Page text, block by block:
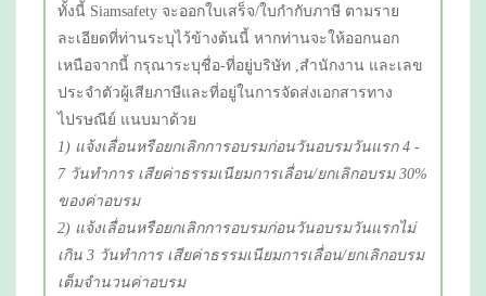
ทั้งนี้ Siamsafety จะออกใบเสร็จ/ใบกำกับภาษี ตามราย
ละเอียดที่ท่านระบุไว้ข้างต้นนี้ หากท่านจะให้ออกนอก
เหนือจากนี้ กรุณาระบุชื่อ-ที่อยู่บริษัท ,สำนักงาน และเลข
ประจำตัวผู้เสียภาษีและที่อยู่ในการจัดส่งเอกสารทาง
ไปรษณีย์ แนบมาด้วย
1) แจ้งเลื่อนหรือยกเลิกการอบรมก่อนวันอบรมวันแรก 4 -
7 วันทำการ เสียค่าธรรมเนียมการเลื่อน/ยกเลิกอบรม 30%
ของค่าอบรม
2) แจ้งเลื่อนหรือยกเลิกการอบรมก่อนวันอบรมวันแรกไม่
เกิน 3 วันทำการ เสียค่าธรรมเนียมการเลื่อน/ยกเลิกอบรม
เต็มจำนวนค่าอบรม